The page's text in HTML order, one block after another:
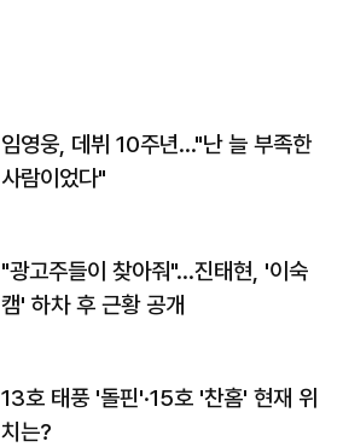
임영웅, 데뷔 10주년…"난 늘 부족한
사람이었다"
"광고주들이 찾아줘"…진태현, '이숙
캠' 하차 후 근황 공개
13호 태풍 '돌핀'·15호 '찬홈' 현재 위
치는?